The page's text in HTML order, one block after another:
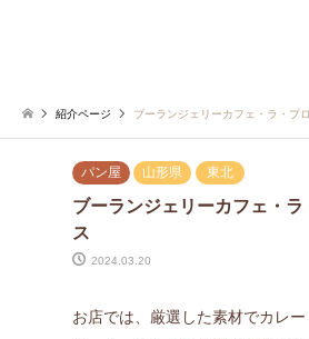
紹介ページ ブーランジェリーカフェ・ラ・プ
パン屋 山形県 東北
ブーランジェリーカフェ・ラ
ス
2024.03.20
お店では、厳選した素材でカレ